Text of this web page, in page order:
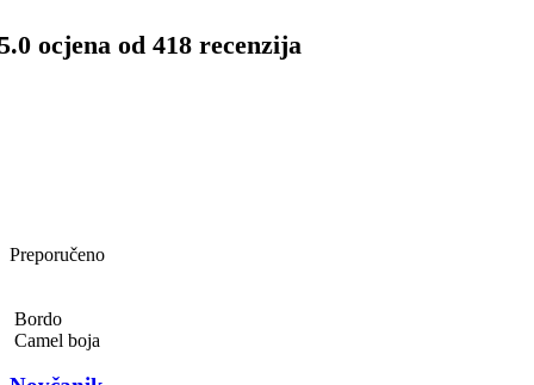
ocjena od 418 recenzija
Preporučeno
Bordo
Camel boja